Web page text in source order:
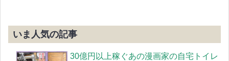
いま人気の記事
30億円以上稼ぐあの漫画家の自宅トイレ